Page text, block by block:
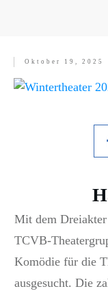
Oktober 19, 2025
Mit dem
TCVB-
Komödie für die
ausgesucht. Die